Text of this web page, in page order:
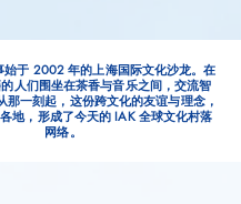
始于 2002 年的上海国际文化沙龙。在
人们围坐在茶香与音乐之间，交流智
那一刻起，这份跨文化的友谊与理念，
地，形成了今天的 IAK 全球文化村落
网络。